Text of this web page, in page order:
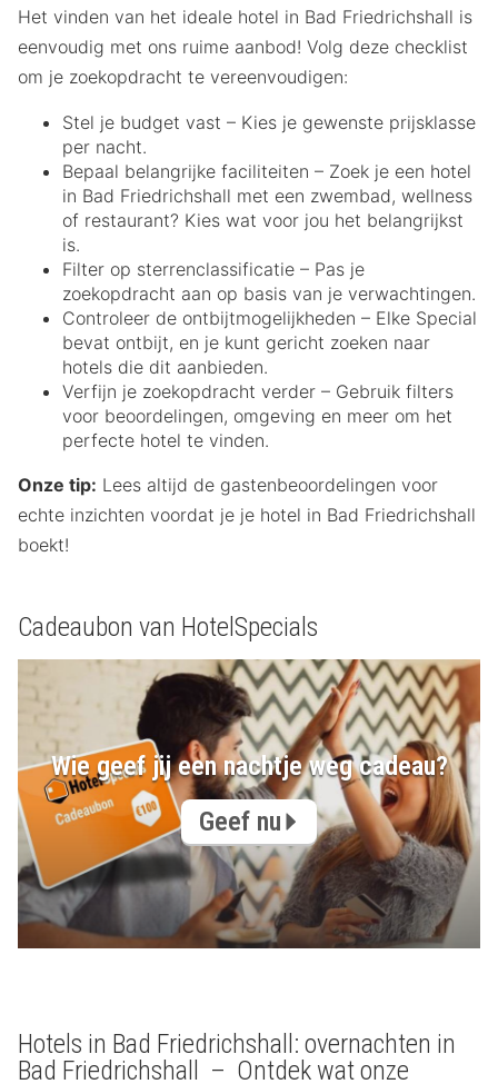
Het vinden van het ideale hotel in Bad Friedrichshall is
eenvoudig met ons ruime aanbod! Volg deze checklist
om je zoekopdracht te vereenvoudigen:
Stel je budget vast – Kies je gewenste prijsklasse
per nacht.
Bepaal belangrijke faciliteiten – Zoek je een hotel
in Bad Friedrichshall met een zwembad, wellness
of restaurant? Kies wat voor jou het belangrijkst
is.
Filter op sterrenclassificatie – Pas je
zoekopdracht aan op basis van je verwachtingen.
Controleer de ontbijtmogelijkheden – Elke Special
bevat ontbijt, en je kunt gericht zoeken naar
hotels die dit aanbieden.
Verfijn je zoekopdracht verder – Gebruik filters
voor beoordelingen, omgeving en meer om het
perfecte hotel te vinden.
Onze tip: Lees altijd de gastenbeoordelingen voor
echte inzichten voordat je je hotel in Bad Friedrichshall
boekt!
Cadeaubon van HotelSpecials
Wie geef jij een nachtje weg cadeau?
Geef nu
Hotels in Bad Friedrichshall: overnachten in
Bad Friedrichshall – Ontdek wat onze